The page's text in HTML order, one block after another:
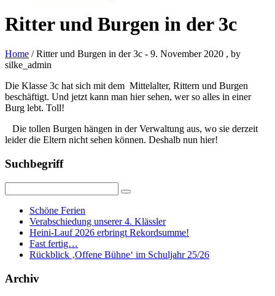
Ritter und Burgen in der 3c
Home / Ritter und Burgen in der 3c - 9. November 2020 , by
silke_admin
Die Klasse 3c hat sich mit dem Mittelalter, Rittern und Burgen
beschäftigt. Und jetzt kann man hier sehen, wer so alles in einer
Burg lebt. Toll!
Die tollen Burgen hängen in der Verwaltung aus, wo sie derzeit
leider die Eltern nicht sehen können. Deshalb nun hier!
Suchbegriff
Schöne Ferien
Verabschiedung unserer 4. Klässler
Heini-Lauf 2026 erbringt Rekordsumme!
Fast fertig…
Rückblick ‚Offene Bühne‘ im Schuljahr 25/26
Archiv